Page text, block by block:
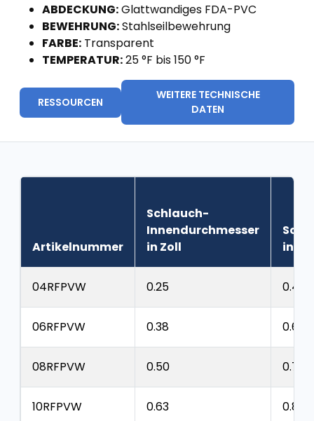
ABDECKUNG:Glattwandiges FDA-PVC
BEWEHRUNG:Stahlseilbewehrung
FARBE: Transparent
TEMPERATUR:25 °F bis 150 °F
RESSOURCEN
WEITERE TECHNISCHE
DATEN
Artikelnummer
Schlauch-
Innendurchmesser
in Zoll
in
04RFPVW 0.25 0.46
06RFPVW 0.38 0.60
08RFPVW 0.50 0.75
10RFPVW 0.63 0.89